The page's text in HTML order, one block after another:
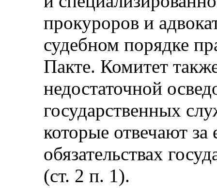
прокуроров и
судебном порядке
Пакте. Комитет
недостаточной
государственных
которые отвечают
обязательствах
(ст. 2 п. 1).